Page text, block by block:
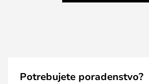
Potrebujete poradenstvo?